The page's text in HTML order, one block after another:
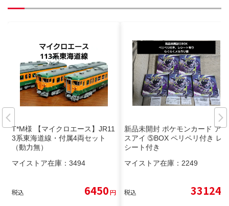
T*M様 【マイクロエース】JR11
3系東海道線・付属4両セット
（動力無）
マイストア在庫： 3494
税込 6450円
新品未開封 ポケモンカード アビ
スアイ ➄BOX ペリペリ付き レ
シート付き
マイストア在庫： 2249
税込 33124